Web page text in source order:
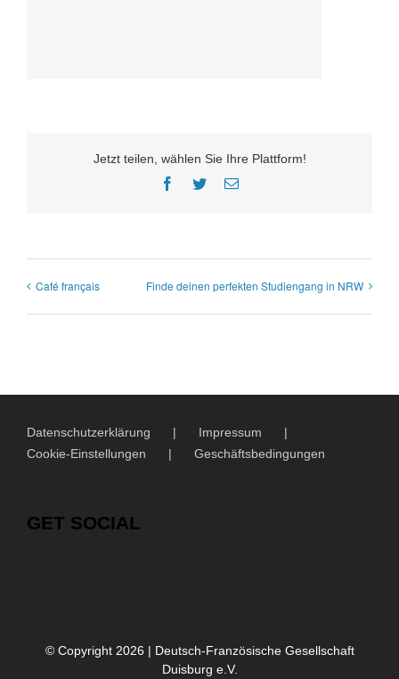
Jetzt teilen, wählen Sie Ihre Plattform!
Facebook
TwitterE-
Café français Finde deinen perfekten Studiengang in NRW
Datenschutzerklärung
Impressum
Cookie-Einstellungen
Geschäftsbedingungen
GET SOCIAL
© Copyright 2026 | Deutsch-Französische Gesellschaft
Duisburg e.V.